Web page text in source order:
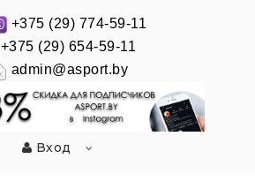
+375 (29) 774-59-11
+375 (29) 654-59-11
admin@asport.by
Вход